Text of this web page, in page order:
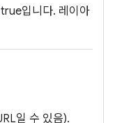
입니다. 레이아
일 수 있음).